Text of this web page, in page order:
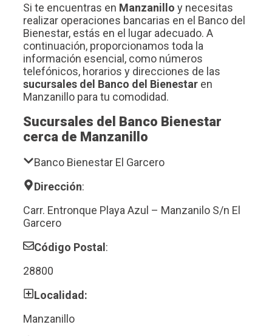
Si te encuentras en Manzanillo y necesitas
realizar operaciones bancarias en el Banco del
Bienestar, estás en el lugar adecuado. A
continuación, proporcionamos toda la
información esencial, como números
telefónicos, horarios y direcciones de las
sucursales del Banco del Bienestar en
Manzanillo para tu comodidad.
Sucursales del Banco Bienestar
cerca de Manzanillo
Banco Bienestar El Garcero
Dirección:
Carr. Entronque Playa Azul – Manzanilo S/n El
Garcero
Código Postal :
28800
Localidad:
Manzanillo